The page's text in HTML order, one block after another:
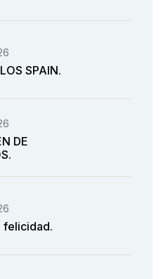
SPAIN.
DE
felicidad.